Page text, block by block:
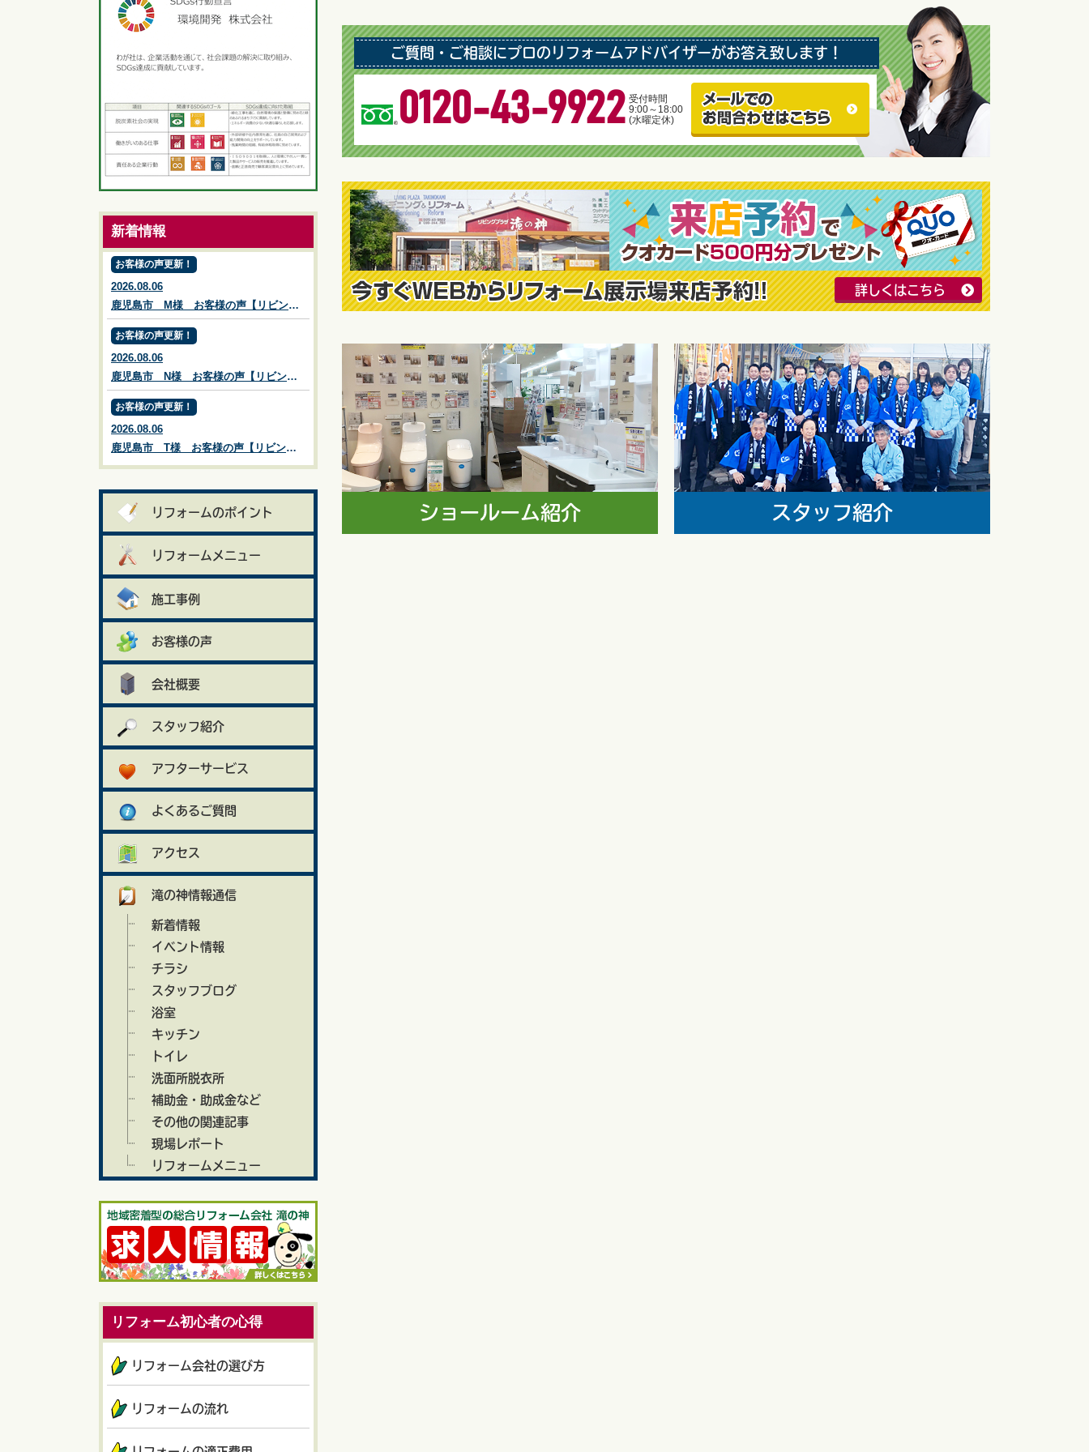
ご質問・ご相談にプロのリフォームアドバイザーがお答え致します！
0120-43-9922 受付時間
9:00～18:00
(水曜定休)
詳しくはこちら
新着情報
お客様の声更新！
2026.08.06
鹿児島市 M様 お客様の声【リビングプラザ滝の神】鹿児島市・リフォーム・塗装・外構・造園
お客様の声更新！
2026.08.06
鹿児島市 N様 お客様の声【リビングプラザ滝の神】鹿児島市・リフォーム・塗装・外構・造園
お客様の声更新！
2026.08.06
鹿児島市 T様 お客様の声【リビングプラザ滝の神】鹿児島市・リフォーム・塗装・外構・造園
リフォームのポイント
リフォームメニュー
施工事例
お客様の声
会社概要
スタッフ紹介
アフターサービス
よくあるご質問
アクセス
滝の神情報通信
新着情報
イベント情報
チラシ
スタッフブログ
浴室
キッチン
トイレ
洗面所脱衣所
補助金・助成金など
その他の関連記事
現場レポート
リフォームメニュー
リフォーム初心者の心得
リフォーム会社の選び方
リフォームの流れ